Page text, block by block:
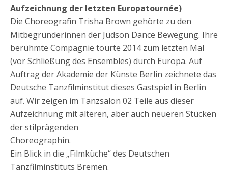
Aufzeichnung der letzten Europatournée)
Die Choreografin Trisha Brown gehörte zu den
Mitbegründerinnen der Judson Dance Bewegung. Ihre
berühmte Compagnie tourte 2014 zum letzten Mal
(vor Schließung des Ensembles) durch Europa. Auf
Auftrag der Akademie der Künste Berlin zeichnete das
Deutsche Tanzfilminstitut dieses Gastspiel in Berlin
auf. Wir zeigen im Tanzsalon 02 Teile aus dieser
Aufzeichnung mit älteren, aber auch neueren Stücken
der stilprägenden
Choreographin.
Ein Blick in die „Filmküche“ des Deutschen
Tanzfilminstituts Bremen.